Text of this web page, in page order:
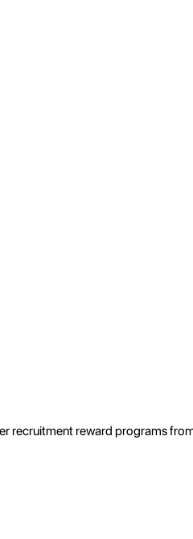
recruitment reward programs